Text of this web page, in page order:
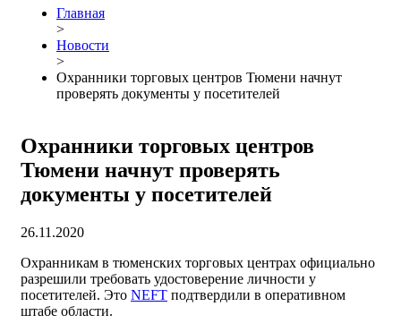
Главная
>
Новости
>
Охранники торговых центров Тюмени начнут
проверять документы у посетителей
Охранники торговых центров
Тюмени начнут проверять
документы у посетителей
26.11.2020
Охранникам в тюменских торговых центрах официально
разрешили требовать удостоверение личности у
посетителей. Это NEFT подтвердили в оперативном
штабе области.